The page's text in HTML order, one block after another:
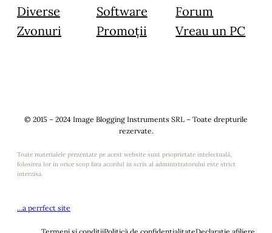
Diverse
Zvonuri
Software
Promoții
Forum
Vreau un PC
© 2015 – 2024 Image Blogging Instruments SRL – Toate drepturile
rezervate.
Toate materialele prezentate pe acest website sunt prioprietate intelectuală,
folosirea lor in orice scop fara acordul in scris al administratorului este strict
interzisa.
…a perrfect site